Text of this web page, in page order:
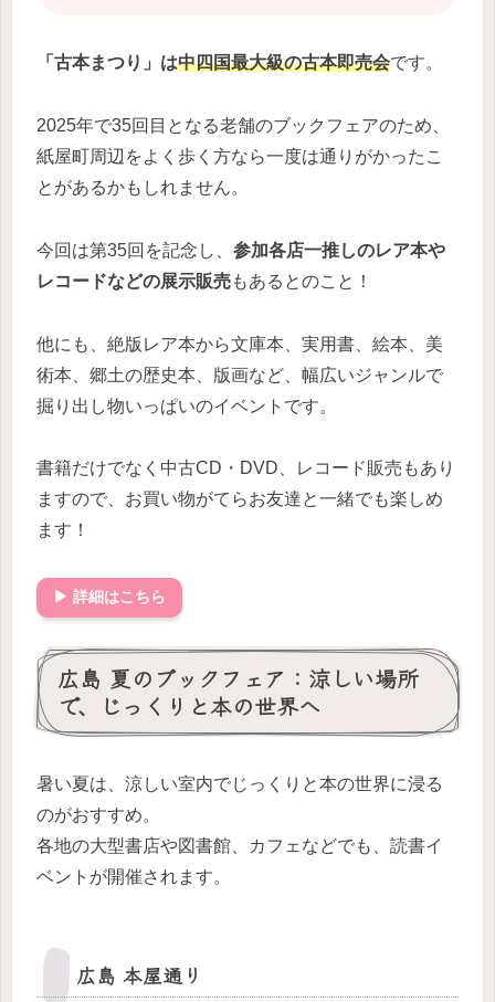
「古本まつり」は中四国最大級の古本即売会です。
2025年で35回目となる老舗のブックフェアのため、
紙屋町周辺をよく歩く方なら一度は通りがかったこ
とがあるかもしれません。
今回は第35回を記念し、 参加各店一推しのレア本や
レコードなどの展示販売もあるとのこと！
他にも、絶版レア本から文庫本、実用書、絵本、美
術本、郷土の歴史本、版画など、幅広いジャンルで
掘り出し物いっぱいのイベントです。
書籍だけでなく中古CD・DVD、レコード販売もあり
ますので、お買い物がてらお友達と一緒でも楽しめ
ます！
▶ 詳細はこちら
広島 夏のブックフェア：涼しい場所
で、じっくりと本の世界へ
暑い夏は、涼しい室内でじっくりと本の世界に浸る
のがおすすめ。
各地の大型書店や図書館、カフェなどでも、読書イ
ベントが開催されます。
広島 本屋通り